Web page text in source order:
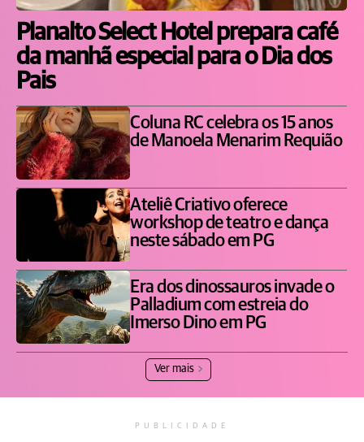
Planalto Select Hotel prepara café
da manhã especial para o Dia dos
Pais
Coluna RC celebra os 15 anos
de Manoela Menarim Requião
Ateliê Criativo oferece
workshop de teatro e dança
neste sábado em PG
Era dos dinossauros invade o
Palladium com estreia do
Imerso Dino em PG
Ver mais
PUBLICIDADE